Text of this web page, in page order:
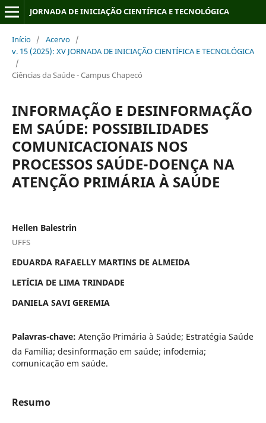
JORNADA DE INICIAÇÃO CIENTÍFICA E TECNOLÓGICA
Início / Acervo /
v. 15 (2025): XV JORNADA DE INICIAÇÃO CIENTÍFICA E TECNOLÓGICA
/
Ciências da Saúde - Campus Chapecó
INFORMAÇÃO E DESINFORMAÇÃO
EM SAÚDE: POSSIBILIDADES
COMUNICACIONAIS NOS
PROCESSOS SAÚDE-DOENÇA NA
ATENÇÃO PRIMÁRIA À SAÚDE
Hellen Balestrin
UFFS
EDUARDA RAFAELLY MARTINS DE ALMEIDA
LETÍCIA DE LIMA TRINDADE
DANIELA SAVI GEREMIA
Palavras-chave: Atenção Primária à Saúde; Estratégia Saúde
da Família; desinformação em saúde; infodemia;
comunicação em saúde.
Resumo